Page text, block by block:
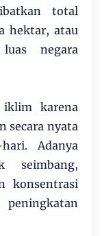
total
hektar, atau
negara
iklim karena
secara nyata
Adanya
seimbang,
konsentrasi
peningkatan